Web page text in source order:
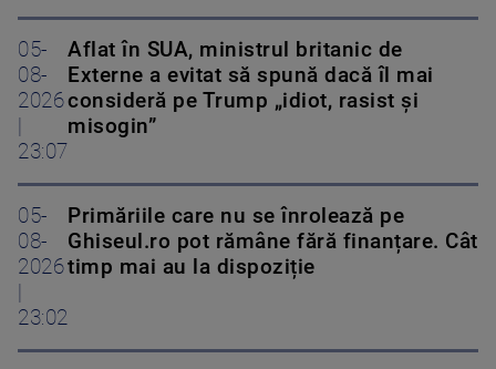
05-
08-
2026
23:07
Aflat în SUA, ministrul britanic de
Externe a evitat să spună dacă îl mai
consideră pe Trump „idiot, rasist și
misogin”
05-
08-
2026
23:02
Primăriile care nu se înrolează pe
Ghiseul.ro pot rămâne fără finanțare. Cât
timp mai au la dispoziție